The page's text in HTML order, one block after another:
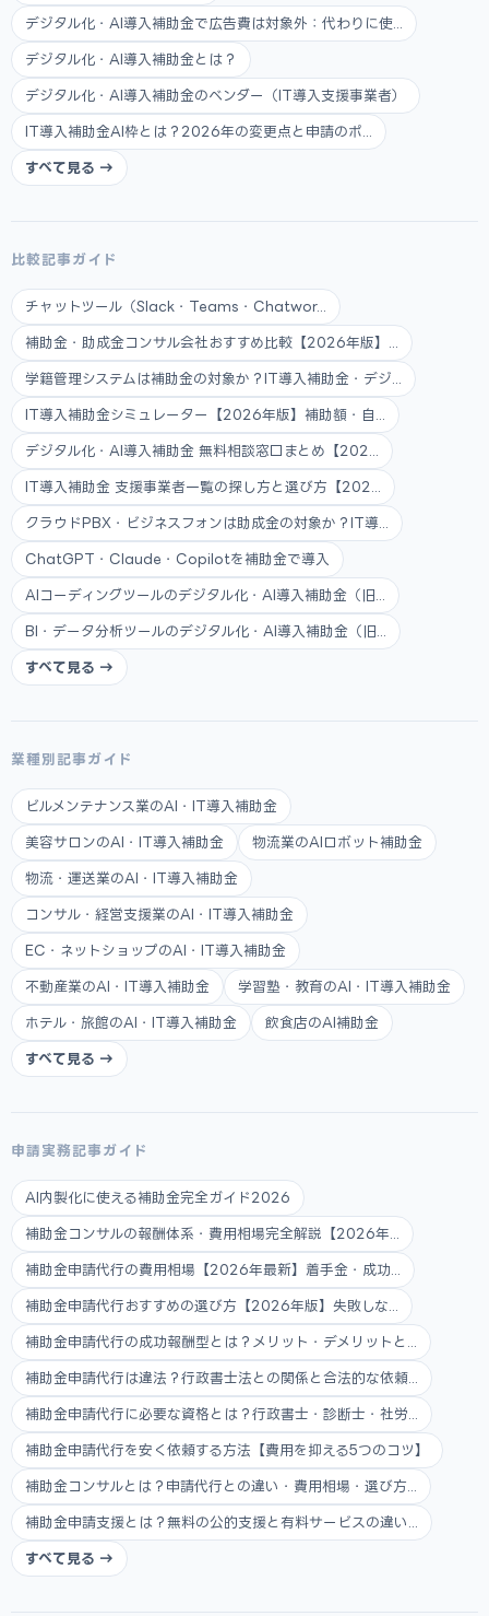
デジタル化・AI導入補助金で広告費は対象外：代わりに使...
デジタル化・AI導入補助金とは？
デジタル化・AI導入補助金のベンダー（IT導入支援事業者）
IT導入補助金AI枠とは？2026年の変更点と申請のポ...
すべて見る →
比較記事ガイド
チャットツール（Slack・Teams・Chatwor...
補助金・助成金コンサル会社おすすめ比較【2026年版】...
学籍管理システムは補助金の対象か？IT導入補助金・デジ...
IT導入補助金シミュレーター【2026年版】補助額・自...
デジタル化・AI導入補助金 無料相談窓口まとめ【202...
IT導入補助金 支援事業者一覧の探し方と選び方【202...
クラウドPBX・ビジネスフォンは助成金の対象か？IT導...
ChatGPT・Claude・Copilotを補助金で導入
AIコーディングツールのデジタル化・AI導入補助金（旧...
BI・データ分析ツールのデジタル化・AI導入補助金（旧...
すべて見る →
業種別記事ガイド
ビルメンテナンス業のAI・IT導入補助金
美容サロンのAI・IT導入補助金 物流業のAIロボット補助金
物流・運送業のAI・IT導入補助金
コンサル・経営支援業のAI・IT導入補助金
EC・ネットショップのAI・IT導入補助金
不動産業のAI・IT導入補助金 学習塾・教育のAI・IT導入補助金
ホテル・旅館のAI・IT導入補助金 飲食店のAI補助金
すべて見る →
申請実務記事ガイド
AI内製化に使える補助金完全ガイド2026
補助金コンサルの報酬体系・費用相場完全解説【2026年...
補助金申請代行の費用相場【2026年最新】着手金・成功...
補助金申請代行おすすめの選び方【2026年版】失敗しな...
補助金申請代行の成功報酬型とは？メリット・デメリットと...
補助金申請代行は違法？行政書士法との関係と合法的な依頼...
補助金申請代行に必要な資格とは？行政書士・診断士・社労...
補助金申請代行を安く依頼する方法【費用を抑える5つのコツ】
補助金コンサルとは？申請代行との違い・費用相場・選び方...
補助金申請支援とは？無料の公的支援と有料サービスの違い...
すべて見る →